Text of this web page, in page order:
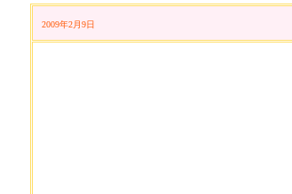
2009年2月9日